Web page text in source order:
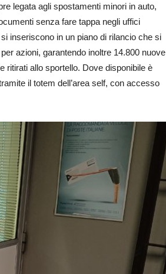
legata agli spostamenti minori in auto,
senza fare tappa negli uffici
inseriscono in un piano di rilancio che si
azioni, garantendo inoltre 14.800 nuove
ritirati allo sportello. Dove disponibile è
il totem dell’area self, con accesso